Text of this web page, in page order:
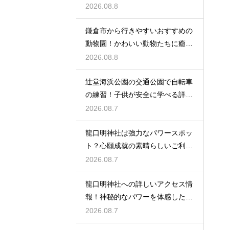
と謎に迫る
2026.08.8
鎌倉市から行きやすいおすすめの
動物園！かわいい動物たちに癒さ
れる休日
2026.08.8
辻堂海浜公園の交通公園で自転車
の練習！子供が安全に学べる詳細
レビュー
2026.08.7
龍口明神社は強力なパワースポッ
ト？心願成就の素晴らしいご利益
を授かる
2026.08.7
龍口明神社への詳しいアクセス情
報！神秘的なパワーを体感した詳
細レビュー
2026.08.7